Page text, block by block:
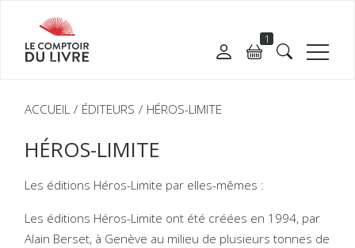
1
ACCUEIL ÉDITEURS HÉROS-LIMITE
HÉROS-LIMITE
Les éditions Héros-Limite par elles-mêmes :
Les éditions Héros-Limite ont été créées en 1994, par
Alain Berset, à Genève au milieu de plusieurs tonnes de